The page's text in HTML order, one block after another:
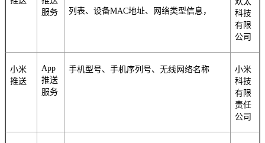
服务
列表、设备MAC地址、网络类型信息，
科技
有限
公司
小米
推送
App
推送
服务
手机型号、手机序列号、无线网络名称
小米
科技
有限
责任
公司